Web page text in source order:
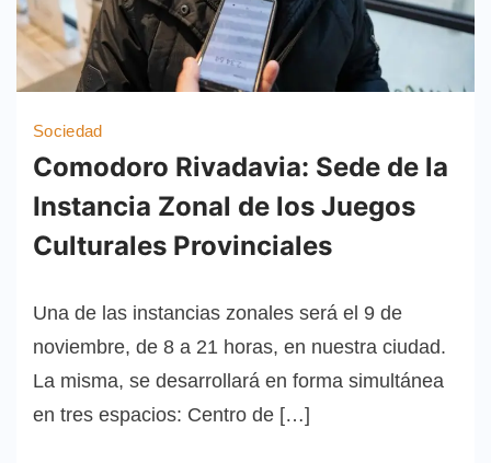
Sociedad
Comodoro Rivadavia: Sede de la
Instancia Zonal de los Juegos
Culturales Provinciales
Una de las instancias zonales será el 9 de
noviembre, de 8 a 21 horas, en nuestra ciudad.
La misma, se desarrollará en forma simultánea
en tres espacios: Centro de […]